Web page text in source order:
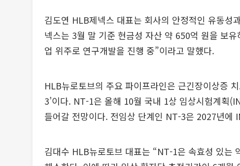
김도연 HLB제넥스 대표는 회사의 안정적인 유동성
넥스는 3월 말 기준 현금성 자산 약 650억 원을 보
업 위주로 연구개발을 진행 중”이라고 말했다.
HLB뉴로토브의 주요 파이프라인은 근긴장이상증
3’이다. NT-1은 올해 10월 국내 1상 임상시험계획
들어갈 전망이다. 전임상 단계인 NT-3은 2027년에
김대수 HLB뉴로토브 대표는 “NT-1은 속효성 있는